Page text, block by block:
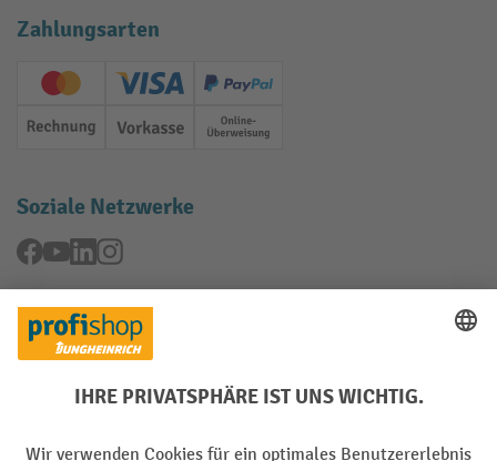
Zahlungsarten
Creditcard (Master)Creditcard (Visa)
PayPal
Rechnung Vorkasse Online-Überweisung
Soziale Netzwerke
Facebook
YouTubeLinkedInInstagram
Rücknahme-Services
Batterie Rückname